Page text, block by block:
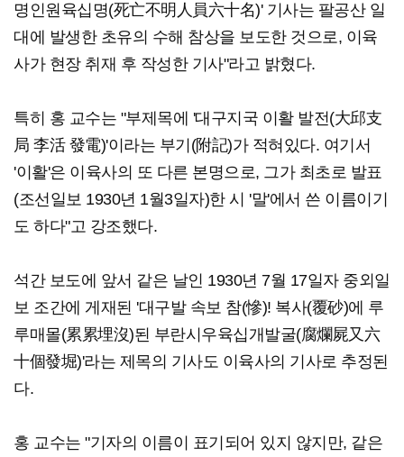
명인원육십명(死亡不明人員六十名)' 기사는 팔공산 일
대에 발생한 초유의 수해 참상을 보도한 것으로, 이육
사가 현장 취재 후 작성한 기사"라고 밝혔다.
특히 홍 교수는 "부제목에 '대구지국 이활 발전(大邱支
局 李活 發電)'이라는 부기(附記)가 적혀있다. 여기서
'이활'은 이육사의 또 다른 본명으로, 그가 최초로 발표
(조선일보 1930년 1월3일자)한 시 '말'에서 쓴 이름이기
도 하다"고 강조했다.
석간 보도에 앞서 같은 날인 1930년 7월 17일자 중외일
보 조간에 게재된 '대구발 속보 참(慘)! 복사(覆砂)에 루
루매몰(累累埋沒)된 부란시우육십개발굴(腐爛屍又六
十個發堀)'라는 제목의 기사도 이육사의 기사로 추정된
다.
홍 교수는 "기자의 이름이 표기되어 있지 않지만, 같은